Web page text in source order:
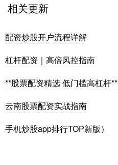
相关更新
配资炒股开户流程详解
杠杆配资｜高倍风控指南
**股票配资精选 低门槛高杠杆**
云南股票配资实战指南
手机炒股app排行TOP新版）